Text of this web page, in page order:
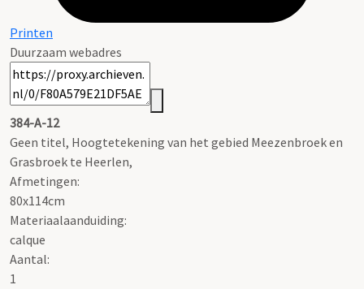
Printen
Duurzaam webadres
384-A-12
Geen titel, Hoogtetekening van het gebied Meezenbroek en
Grasbroek te Heerlen,
Afmetingen:
80x114cm
Materiaalaanduiding:
calque
Aantal:
1